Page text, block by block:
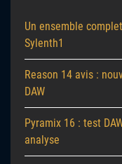
Un ensemble
Sylenth1
Reason 14 avis :
DAW
Pyramix 16 : test
analyse